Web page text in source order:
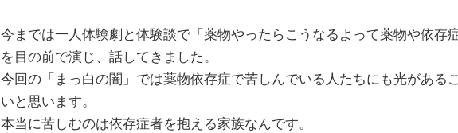
今までは一人体験劇と体験談で「薬物やったらこうなるよって薬物や依存
を目の前で演じ、話してきました。
今回の「まっ白の闇」では薬物依存症で苦しんでいる人たちにも光がある
いと思います。
本当に苦しむのは依存症者を抱える家族なんです。